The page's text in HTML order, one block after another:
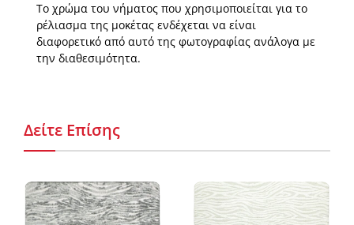
Το χρώμα του νήματος που χρησιμοποιείται για το
ρέλιασμα της μοκέτας ενδέχεται να είναι
διαφορετικό από αυτό της φωτογραφίας ανάλογα με
την διαθεσιμότητα.
Δείτε Επίσης